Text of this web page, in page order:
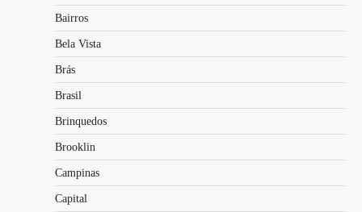
Bairros
Bela Vista
Brás
Brasil
Brinquedos
Brooklin
Campinas
Capital